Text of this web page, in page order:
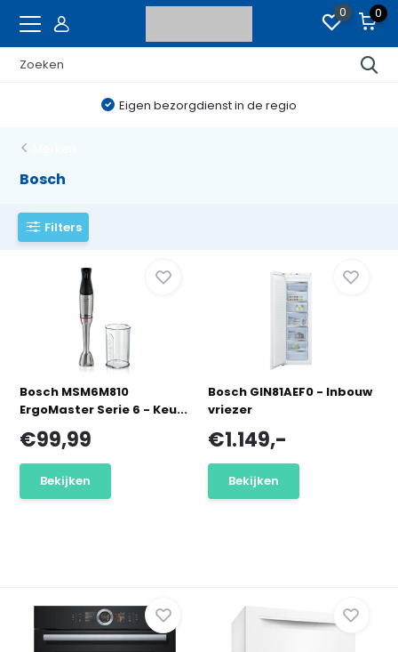
0 0
Eigen bezorgdienst in de regio
Bosch
Filters
Bosch MSM6M810
ErgoMaster Serie 6 - Keu...
€99,99
Bekijken
Bosch GIN81AEF0 - Inbouw
vriezer
€1.149,-
Bekijken